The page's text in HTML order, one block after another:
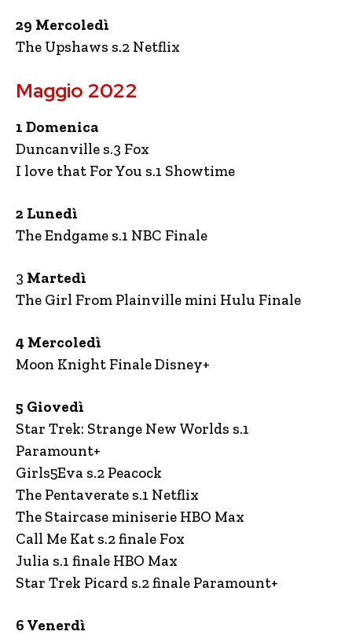
29 Mercoledì
The Upshaws s.2 Netflix
Maggio 2022
1 Domenica
Duncanville s.3 Fox
I love that For You s.1 Showtime
2 Lunedì
The Endgame s.1 NBC Finale
3 Martedì
The Girl From Plainville mini Hulu Finale
4 Mercoledì
Moon Knight Finale Disney+
5 Giovedì
Star Trek: Strange New Worlds s.1
Paramount+
Girls5Eva s.2 Peacock
The Pentaverate s.1 Netflix
The Staircase miniserie HBO Max
Call Me Kat s.2 finale Fox
Julia s.1 finale HBO Max
Star Trek Picard s.2 finale Paramount+
6 Venerdì